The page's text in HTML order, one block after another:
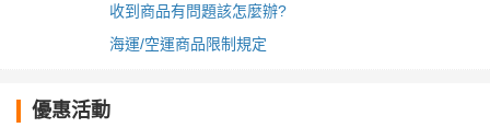
收到商品有問題該怎麼辦?
海運/空運商品限制規定
優惠活動